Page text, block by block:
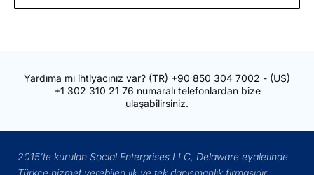
Yardıma mı ihtiyacınız var? (TR) +90 850 304 7002 - (US)
+1 302 310 21 76 numaralı telefonlardan bize
ulaşabilirsiniz.
2015’te kurulan Social Enterprises LLC, Delaware eyaletinde
Türkçe hizmet verebilen ilk ve tek danışmanlık firmasıdır.